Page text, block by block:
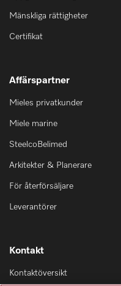
Mänskliga rättigheter
Certifikat
Affärspartner
Mieles privatkunder
Miele marine
SteelcoBelimed
Arkitekter & Planerare
För återförsäljare
Leverantörer
Kontakt
Kontaktöversikt